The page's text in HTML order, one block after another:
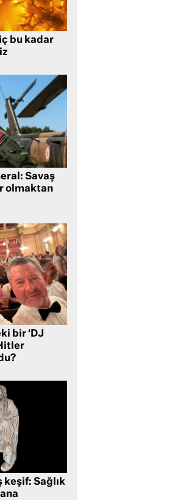
bu kadar
Savaş
olmaktan
bir ‘DJ
keşif: Sağlık